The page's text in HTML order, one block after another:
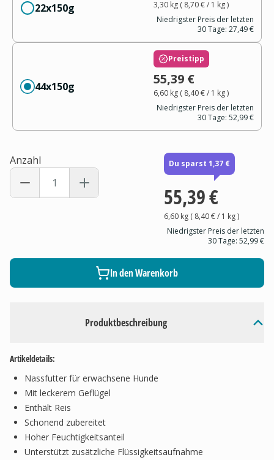
Produktbeschreibung
Artikeldetails:
Nassfutter für erwachsene Hunde
Mit leckerem Geflügel
Enthält Reis
Schonend zubereitet
Hoher Feuchtigkeitsanteil
Unterstützt zusätzliche Flüssigkeitsaufnahme
22x150g 3,30 kg( 8,70 €/ 1 kg)
Niedrigster Preis der letzten
30 Tage: 27,49 €
44x150g
Preistipp
55,39 €
6,60 kg( 8,40 €/ 1 kg)
Niedrigster Preis der letzten
30 Tage: 52,99 €
Anzahl Du sparst 1,37 €
55,39 €
6,60 kg( 8,40 €/ 1 kg)
Niedrigster Preis der letzten
30 Tage: 52,99 €
In den Warenkorb